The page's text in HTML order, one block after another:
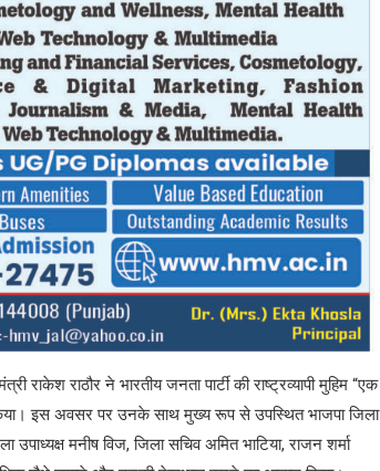
राकेश राठौर ने भारतीय जनता पार्टी की राष्ट्रव्यापी मुहिम “एक
इस अवसर पर उनके साथ मुख्य रूप से उपस्थित भाजपा जिला
उपाध्यक्ष मनीष विज, जिला सचिव अमित भाटिया, राजन शर्मा